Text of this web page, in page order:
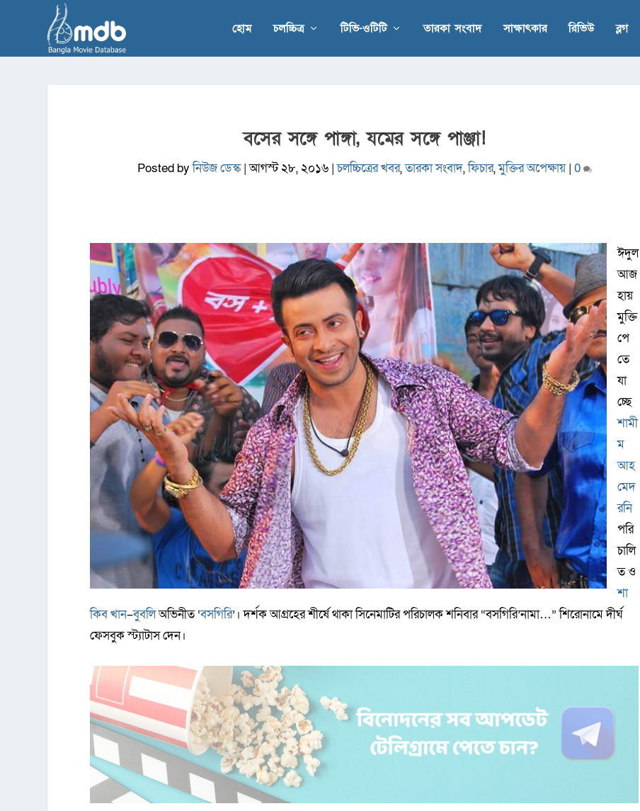
হোম চলচ্চিত্র টিভি-ওটিটি তারকা সংবাদ সাক্ষাৎকার রিভিউ ব্লগ
বসের সঙ্গে পাঙ্গা, যমের সঙ্গে পাঞ্জা!
Posted byনিউজ ডেস্ক|আগস্ট ২৮, ২০১৬|চলচ্চিত্রের খবর,তারকা সংবাদ,ফিচার,মুক্তির অপেক্ষায়| 0
ঈদুল
আজ
হায়
মুক্তি
পে
তে
যা
চ্ছে
শামী
ম
আহ
মেদ
রনি
পরি
চালি
ত ও
শা
কিব খান–বুবলিঅভিনীত ‘বসগিরি’। দর্শক আগ্রহের শীর্ষে থাকা সিনেমাটির পরিচালক শনিবার “বসগিরি’নামা…” শিরোনামে দীর্ঘ
ফেসবুক স্ট্যাটাস দেন।